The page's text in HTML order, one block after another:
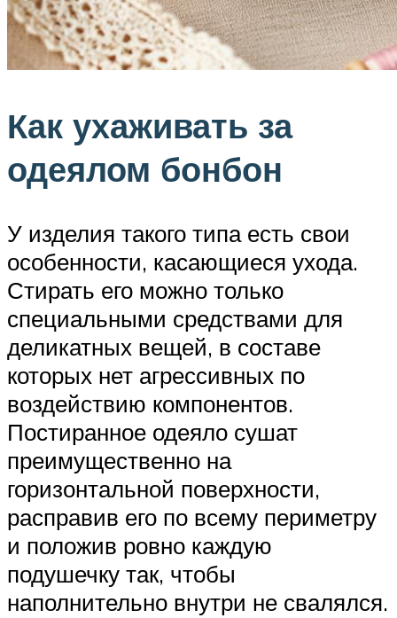
Как ухаживать за
одеялом бонбон
У изделия такого типа есть свои
особенности, касающиеся ухода.
Стирать его можно только
специальными средствами для
деликатных вещей, в составе
которых нет агрессивных по
воздействию компонентов.
Постиранное одеяло сушат
преимущественно на
горизонтальной поверхности,
расправив его по всему периметру
и положив ровно каждую
подушечку так, чтобы
наполнительно внутри не свалялся.